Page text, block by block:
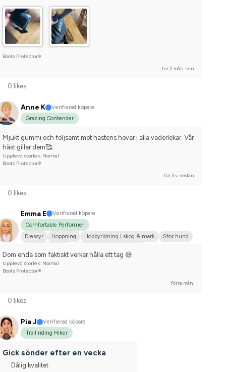
Boots Protector®
för 2 mån. sen
0 likes
Anne K
Verifierad köpare
Grazing Contender
Mjukt gummi och följsamt mot hästens hovar i alla väderlekar. Vår
häst gillar dem🥰.
Upplevd storlek: Normal
Boots Protector®
för 3 v. sedan
0 likes
Emma E
Verifierad köpare
Comfortable Performer
Dressyr
Hoppning Hobbyridning i skog & mark
Stor hund
Dom enda som faktiskt verkar hålla ett tag 😅
Upplevd storlek: Normal
Boots Protector®
förra mån.
0 likes
Pia J
Verifierad köpare
Trail riding Hiker
Gick sönder efter en vecka
Dålig kvalitet